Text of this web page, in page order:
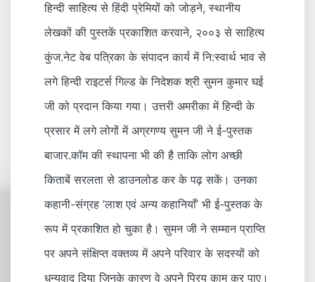
हिन्दी साहित्य से हिंदी प्रेमियों को जोड़ने, स्थानीय
लेखकों की पुस्तकें प्रकाशित करवाने, २००३ से साहित्य
कुंज.नेट वेब पत्रिका के संपादन कार्य में नि:स्वार्थ भाव से
लगे हिन्दी राइटर्स गिल्ड के निदेशक श्री सुमन कुमार घई
जी को प्रदान किया गया। उत्तरी अमरीका में हिन्दी के
प्रसार में लगे लोगों में अग्रगण्य सुमन जी ने ई-पुस्तक
बाजार.कॉम की स्थापना भी की है ताकि लोग अच्छी
किताबें सरलता से डाउनलोड कर के पढ़ सकें। उनका
कहानी-संग्रह ’लाश एवं अन्य कहानियाँ’ भी ई-पुस्तक के
रूप में प्रकाशित हो चुका है। सुमन जी ने सम्मान प्राप्ति
पर अपने संक्षिप्त वक्तव्य में अपने परिवार के सदस्यों को
धन्यवाद दिया जिनके कारण वे अपने प्रिय काम कर पाए।